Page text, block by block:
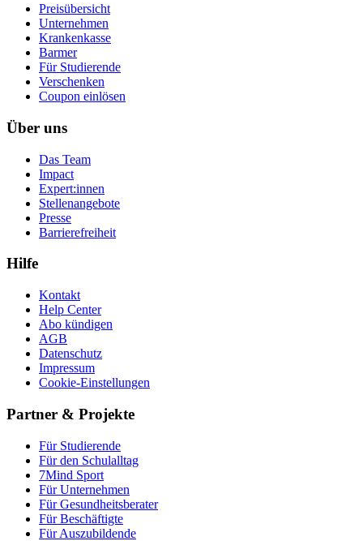
Preisübersicht
Unternehmen
Krankenkasse
Barmer
Für Studierende
Ver­schen­ken
Coupon einlösen
Über uns
Das Team
Impact
Expert:innen
Stellenangebote
Presse
Barrierefreiheit
Hilfe
Kontakt
Help Center
Abo kündigen
AGB
Datenschutz
Impressum
Cookie-Einstellungen
Partner & Projekte
Für Stu­die­rende
Für den Schulalltag
7Mind Sport
Für Unter­neh­men
Für Gesund­heits­be­ra­ter
Für Beschäftigte
Für Auszubildende